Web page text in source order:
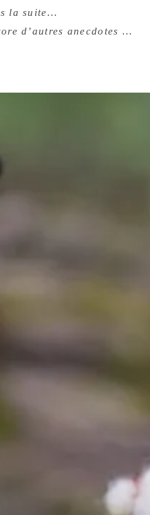
la suite…
d’autres anecdotes …